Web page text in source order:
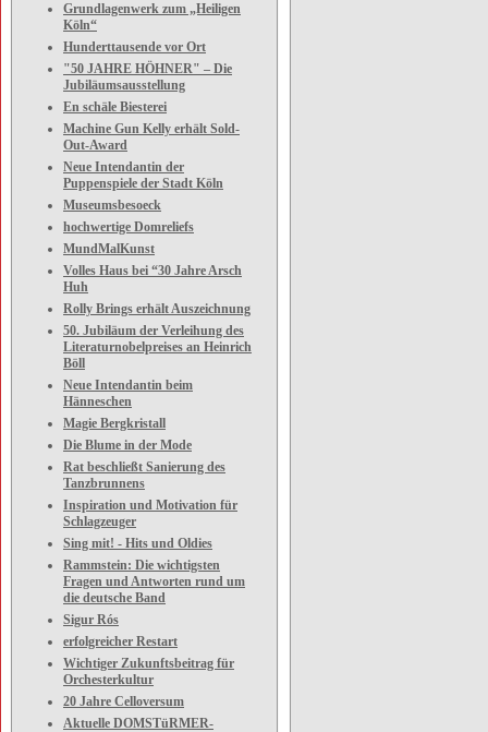
Grundlagenwerk zum „Heiligen
Köln“
Hunderttausende vor Ort
"50 JAHRE HÖHNER" – Die
Jubiläumsausstellung
En schäle Biesterei
Machine Gun Kelly erhält Sold-
Out-Award
Neue Intendantin der
Puppenspiele der Stadt Köln
Museumsbesoeck
hochwertige Domreliefs
MundMalKunst
Volles Haus bei “30 Jahre Arsch
Huh
Rolly Brings erhält Auszeichnung
50. Jubiläum der Verleihung des
Literaturnobelpreises an Heinrich
Böll
Neue Intendantin beim
Hänneschen
Magie Bergkristall
Die Blume in der Mode
Rat beschließt Sanierung des
Tanzbrunnens
Inspiration und Motivation für
Schlagzeuger
Sing mit! - Hits und Oldies
Rammstein: Die wichtigsten
Fragen und Antworten rund um
die deutsche Band
Sigur Rós
erfolgreicher Restart
Wichtiger Zukunftsbeitrag für
Orchesterkultur
20 Jahre Celloversum
Aktuelle DOMSTüRMER-